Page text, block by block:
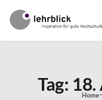
Tag:
Home